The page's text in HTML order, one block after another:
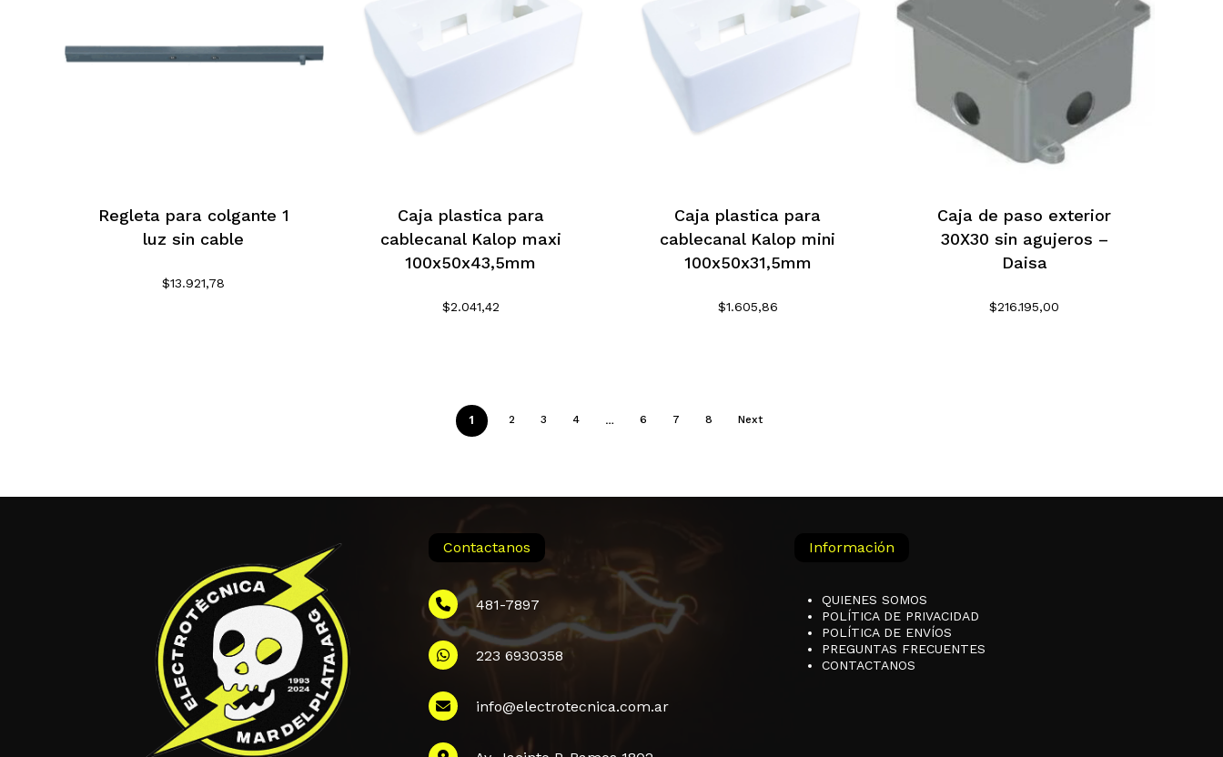
Regleta para colgante 1
luz sin cable
$13.921,78
Caja plastica para
cablecanal Kalop maxi
100x50x43,5mm
$2.041,42
Caja plastica para
cablecanal Kalop mini
100x50x31,5mm
$1.605,86
Caja de paso exterior
30X30 sin agujeros –
Daisa
$216.195,00
1 2 3 4 … 6 7 8 Next
Contactanos
481-7897
223 6930358
info@electrotecnica.com.ar
Información
QUIENES SOMOS
POLÍTICA DE PRIVACIDAD
POLÍTICA DE ENVÍOS
PREGUNTAS FRECUENTES
CONTACTANOS